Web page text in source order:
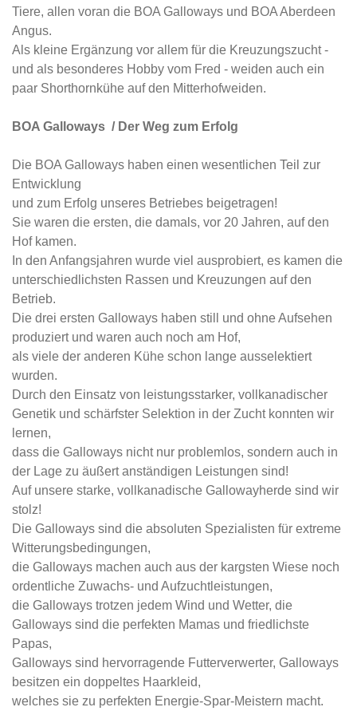
Tiere, allen voran die BOA Galloways und BOA Aberdeen
Angus.
Als kleine Ergänzung vor allem für die Kreuzungszucht -
und als besonderes Hobby vom Fred - weiden auch ein
paar Shorthornkühe auf den Mitterhofweiden.
BOA Galloways / Der Weg zum Erfolg
Die BOA Galloways haben einen wesentlichen Teil zur
Entwicklung
und zum Erfolg unseres Betriebes beigetragen!
Sie waren die ersten, die damals, vor 20 Jahren, auf den
Hof kamen.
In den Anfangsjahren wurde viel ausprobiert, es kamen die
unterschiedlichsten Rassen und Kreuzungen auf den
Betrieb.
Die drei ersten Galloways haben still und ohne Aufsehen
produziert und waren auch noch am Hof,
als viele der anderen Kühe schon lange ausselektiert
wurden.
Durch den Einsatz von leistungsstarker, vollkanadischer
Genetik und schärfster Selektion in der Zucht konnten wir
lernen,
dass die Galloways nicht nur problemlos, sondern auch in
der Lage zu äußert anständigen Leistungen sind!
Auf unsere starke, vollkanadische Gallowayherde sind wir
stolz!
Die Galloways sind die absoluten Spezialisten für extreme
Witterungsbedingungen,
die Galloways machen auch aus der kargsten Wiese noch
ordentliche Zuwachs- und Aufzuchtleistungen,
die Galloways trotzen jedem Wind und Wetter, die
Galloways sind die perfekten Mamas und friedlichste
Papas,
Galloways sind hervorragende Futterverwerter, Galloways
besitzen ein doppeltes Haarkleid,
welches sie zu perfekten Energie-Spar-Meistern macht.